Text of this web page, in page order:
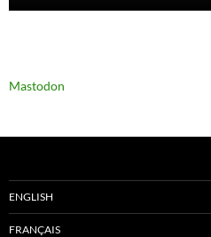
Mastodon
ENGLISH
FRANÇAIS